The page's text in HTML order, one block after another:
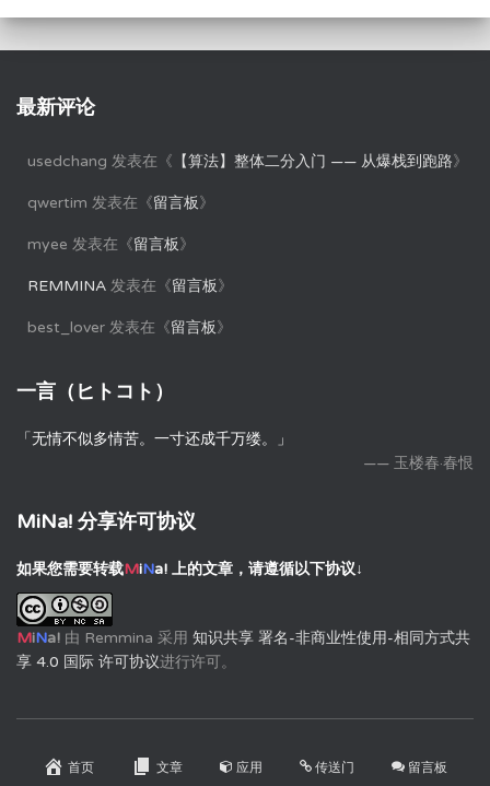
最新评论
usedchang 发表在《 【算法】整体二分入门 —— 从爆栈到跑路》
qwertim 发表在《留言板》
myee 发表在《留言板》
REMMINA 发表在《留言板》
best_lover 发表在《留言板》
一言（ヒトコト）
「无情不似多情苦。一寸还成千万缕。」
—— 玉楼春·春恨
MiNa! 分享许可协议
如果您需要转载MiNa! 上的文章，请遵循以下协议↓
MiNa! 由 Remmina 采用 知识共享 署名-非商业性使用-相同方式共
享 4.0 国际 许可协议进行许可。
首页 文章 应用 传送门 留言板